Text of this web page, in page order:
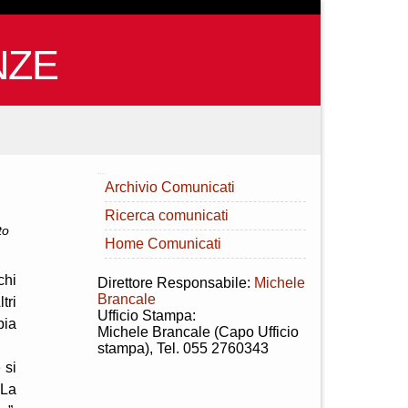
si
Archivio Comunicati
Ricerca comunicati
Home Comunicati
Direttore Responsabile: Michele
Brancale
Ufficio Stampa:
Michele Brancale (Capo Ufficio
stampa), Tel. 055 2760343